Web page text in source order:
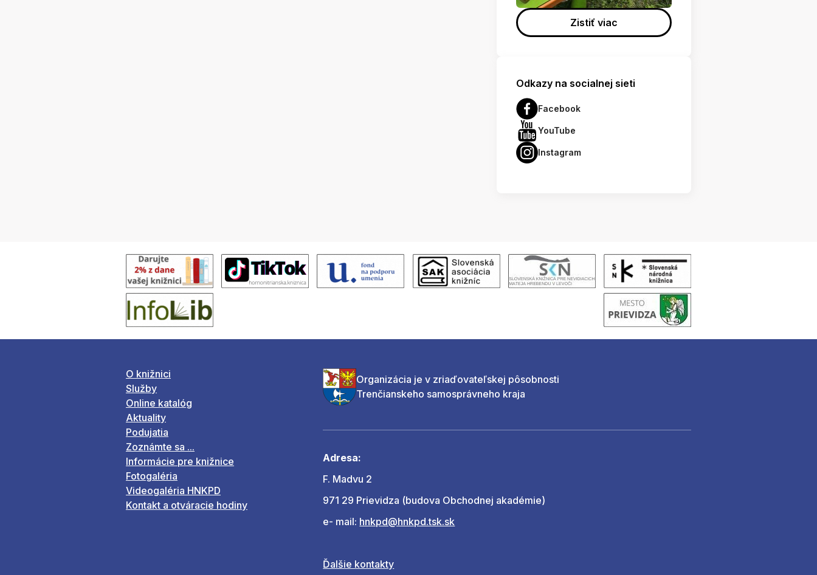
Zistiť viac
Odkazy na socialnej sieti
Facebook
YouTube
Instagram
O knižnici
Služby
Online katalóg
Aktuality
Podujatia
Zoznámte sa ...
Informácie pre knižnice
Fotogaléria
Videogaléria HNKPD
Kontakt a otváracie hodiny
Organizácia je v zriaďovateľskej pôsobnosti
Trenčianskeho samosprávneho kraja
Adresa:
F. Madvu 2
971 29 Prievidza (budova Obchodnej akadémie)
e- mail: hnkpd@hnkpd.tsk.sk
Ďalšie kontakty